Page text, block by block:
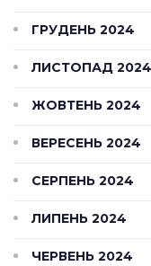
ГРУДЕНЬ 2024
ЛИСТОПАД 2024
ЖОВТЕНЬ 2024
ВЕРЕСЕНЬ 2024
СЕРПЕНЬ 2024
ЛИПЕНЬ 2024
ЧЕРВЕНЬ 2024